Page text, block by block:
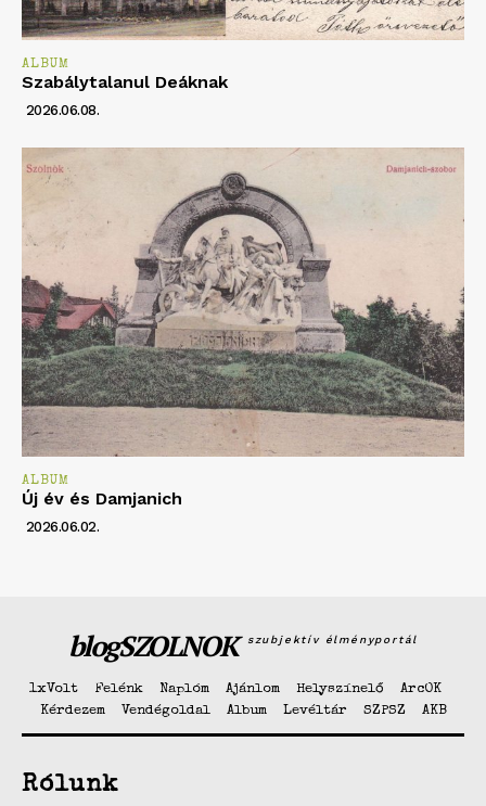
ALBUM
Szabálytalanul Deáknak
2026.06.08.
ALBUM
Új év és Damjanich
2026.06.02.
blogSZOLNOK szubjektív élményportál
1xVolt Felénk Naplóm Ajánlom Helyszínelő
ArcOK
Kérdezem
Vendégoldal Album Levéltár SZPSZ AKB
Rólunk